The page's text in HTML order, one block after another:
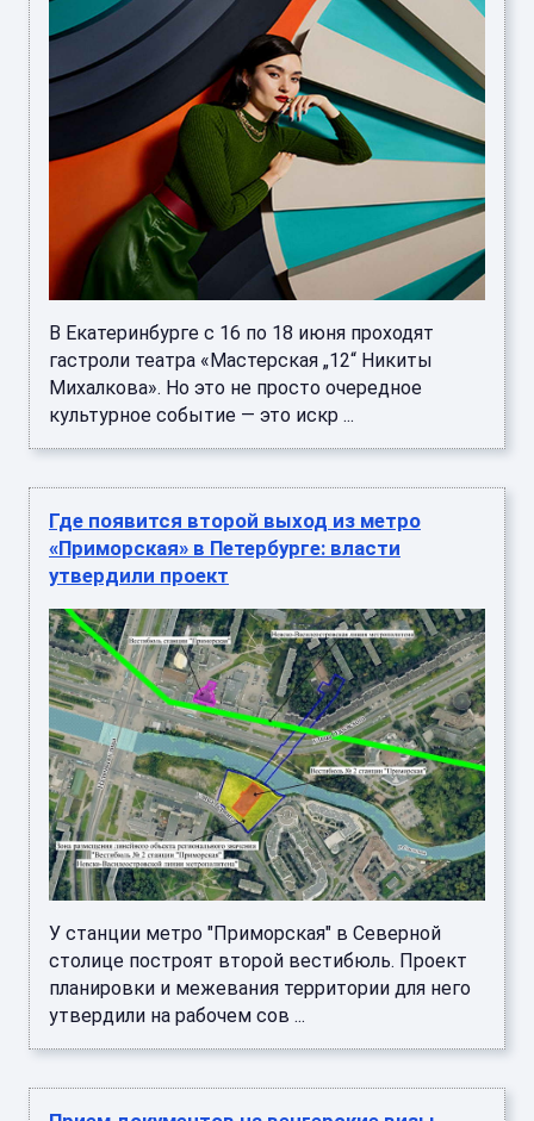
В Екатеринбурге с 16 по 18 июня проходят
гастроли театра «Мастерская „12“ Никиты
Михалкова». Но это не просто очередное
культурное событие — это искр ...
Где появится второй выход из метро
«Приморская» в Петербурге: власти
утвердили проект
У станции метро "Приморская" в Северной
столице построят второй вестибюль. Проект
планировки и межевания территории для него
утвердили на рабочем сов ...